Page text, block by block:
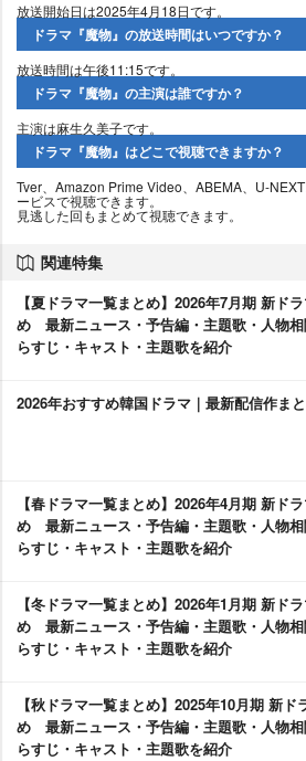
放送開始日は2025年4月18日です。
ドラマ『魔物』の放送時間はいつですか？
放送時間は午後11:15です。
ドラマ『魔物』の主演は誰ですか？
主演は麻生久美子です。
ドラマ『魔物』はどこで視聴できますか？
Tver、Amazon Prime Video、ABEMA、U-
ービスで視聴できます。
見逃した回もまとめて視聴できます。
関連特集
【夏ドラマ一覧まとめ】2026年7月期 新ド
め 最新ニュース・予告編・主題歌・人物
らすじ・キャスト・主題歌を紹介
2026年おすすめ韓国ドラマ｜最新配信作ま
【春ドラマ一覧まとめ】2026年4月期 新ド
め 最新ニュース・予告編・主題歌・人物
らすじ・キャスト・主題歌を紹介
【冬ドラマ一覧まとめ】2026年1月期 新ド
め 最新ニュース・予告編・主題歌・人物
らすじ・キャスト・主題歌を紹介
【秋ドラマ一覧まとめ】2025年10月期 新ド
め 最新ニュース・予告編・主題歌・人物
らすじ・キャスト・主題歌を紹介